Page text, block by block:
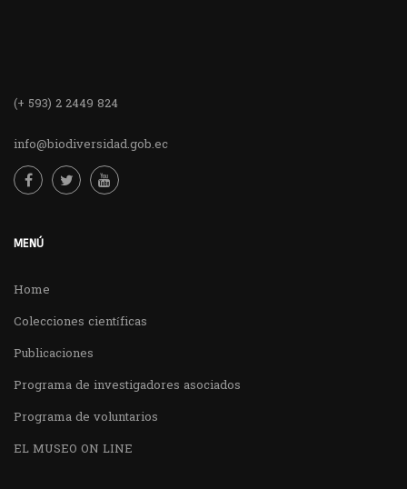
(+ 593) 2 2449 824
info@biodiversidad.gob.ec
MENÚ
Home
Colecciones científicas
Publicaciones
Programa de investigadores asociados
Programa de voluntarios
EL MUSEO ON LINE